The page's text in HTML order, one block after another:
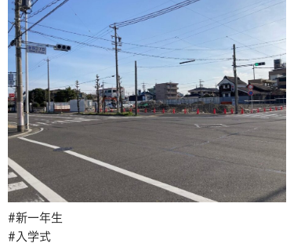
#新一年生
#入学式